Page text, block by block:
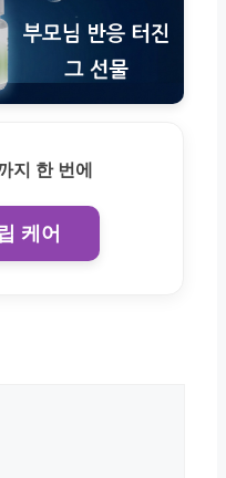
지 한 번에
케어